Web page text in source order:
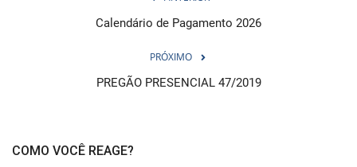
Calendário de Pagamento 2026
PRÓXIMO
PREGÃO PRESENCIAL 47/2019
COMO VOCÊ REAGE?